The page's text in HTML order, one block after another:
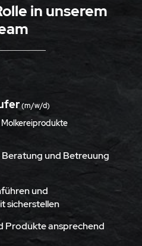
in unserem
(m/w/d)
und Betreuung
und
sicherstellen
Produkte ansprechend